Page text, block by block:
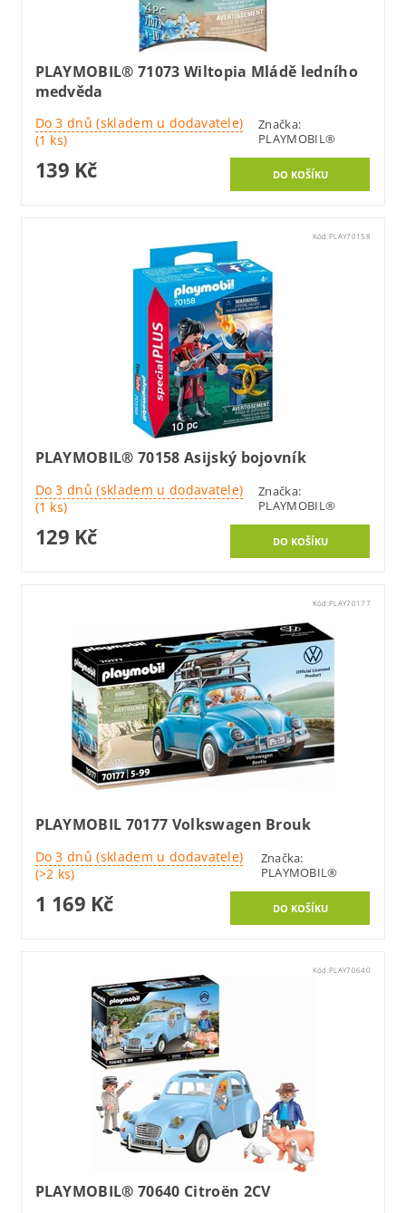
PLAYMOBIL® 71073 Wiltopia Mládě ledního
medvěda
Do 3 dnů (skladem u dodavatele)
(1 ks)
Značka:
PLAYMOBIL®
139 Kč
Kód:PLAY70158
PLAYMOBIL® 70158 Asijský bojovník
Do 3 dnů (skladem u dodavatele)
(1 ks)
Značka:
PLAYMOBIL®
129 Kč
Kód:PLAY70177
PLAYMOBIL 70177 Volkswagen Brouk
Do 3 dnů (skladem u dodavatele)
(>2 ks)
Značka:
PLAYMOBIL®
1 169 Kč
Kód:PLAY70640
PLAYMOBIL® 70640 Citroën 2CV